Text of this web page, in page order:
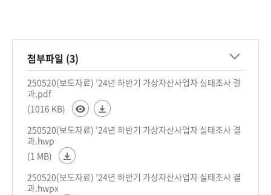
첨부파일 (3)
250520(보도자료) ’24년 하반기 가상자산사업자 실태조사 결
과.pdf
(1016 KB)
250520(보도자료) ’24년 하반기 가상자산사업자 실태조사 결
과.hwp
(1 MB)
250520(보도자료) ’24년 하반기 가상자산사업자 실태조사 결
과.hwpx